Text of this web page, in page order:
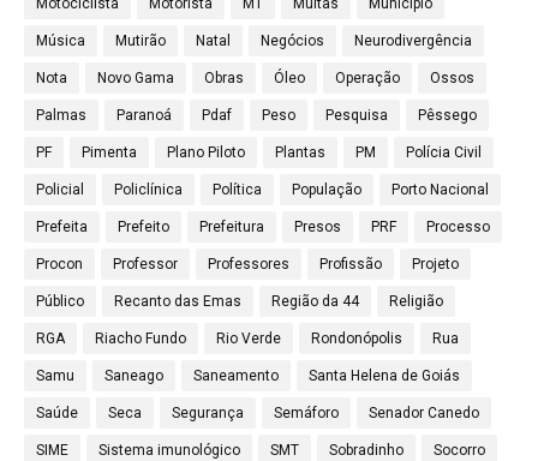
Motociclista Motorista MT Multas Município
Música Mutirão Natal Negócios Neurodivergência
Nota Novo Gama Obras Óleo Operação Ossos
Palmas Paranoá Pdaf Peso Pesquisa Pêssego
PF Pimenta Plano Piloto Plantas PM Polícia Civil
Policial Policlínica Política População Porto Nacional
Prefeita Prefeito Prefeitura Presos PRF Processo
Procon Professor Professores Profissão Projeto
Público Recanto das Emas Região da 44 Religião
RGA Riacho Fundo Rio Verde Rondonópolis Rua
Samu Saneago Saneamento Santa Helena de Goiás
Saúde Seca Segurança Semáforo Senador Canedo
SIME Sistema imunológico SMT Sobradinho Socorro